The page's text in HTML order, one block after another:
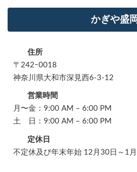
かぎや盛
住所
〒242ｰ0018
神奈川県大和市深見西6-3-12
営業時間
月〜金：9:00 AM – 6:00 PM
土 日：9:00 AM – 6:00 PM
定休日
不定休及び年末年始 12月30日～1